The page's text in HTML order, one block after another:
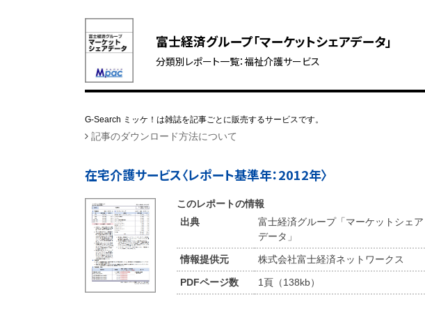
富士経済グループ「マーケットシェアデータ」
分類別レポート一覧：福祉介護サービス
G-Search ミッケ！は雑誌を記事ごとに販売するサービスです。
記事のダウンロード方法について
在宅介護サービス〈レポート基準年：2012年〉
このレポートの情報
出典
富士経済グループ「マーケットシェア
データ」
情報提供元 株式会社富士経済ネットワークス
PDFページ数 1頁（138kb）